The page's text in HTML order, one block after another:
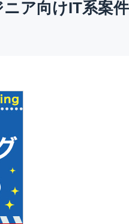
ニア向けIT系案